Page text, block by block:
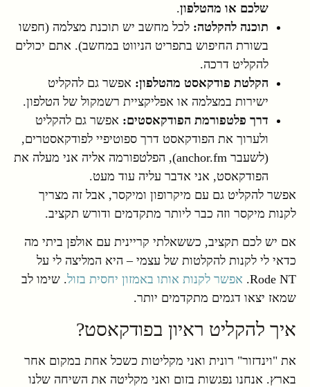
שלכם או מהטלפון.
תוכנה להקלטה: לכל מחשב יש תוכנת מצלמה (חפשו
בשורת החיפוש בתפריט הניווט במחשב). אתם יכולים
להקליט דרכה.
הקלטת פודקאסט מהטלפון: אפשר גם להקליט
ישירות במצלמה או אפליקציית רשמקול של הטלפון.
דרך פלטפורמת הפודקאסטים: אפשר גם להקליט
ולערוך את הפודקאסט דרך ספוטיפיי לפודקאסטרים,
(לשעבר anchor.fm), הפלטפורמה אליה אני מעלה את
הפודקאסט, אני אדבר עליה עוד מעט.
אפשר להקליט גם עם מיקרופון ומיקסר, אבל זה מצריך
לקנות מיקסר וזה כבר ליותר מתקדמים ודורש תקציב.
אם יש לכם תקציב, כששאלתי קריינית עם אולפן ביתי מה
כדאי לי לקנות להקלטות של עצמי – היא המליצה לי על
Rode NT. אפשר לקנות אותו באמזון יחסית בזול. שימו לב
שמאז יצאו דגמים מתקדמים יותר.
איך להקליט ראיון בפודקאסט?
את "וינדזור" רונית ואני מקליטות כשכל אחת במקום אחר
בארץ. אנחנו נפגשות בזום ואני מקליטה את השיחה שלנו